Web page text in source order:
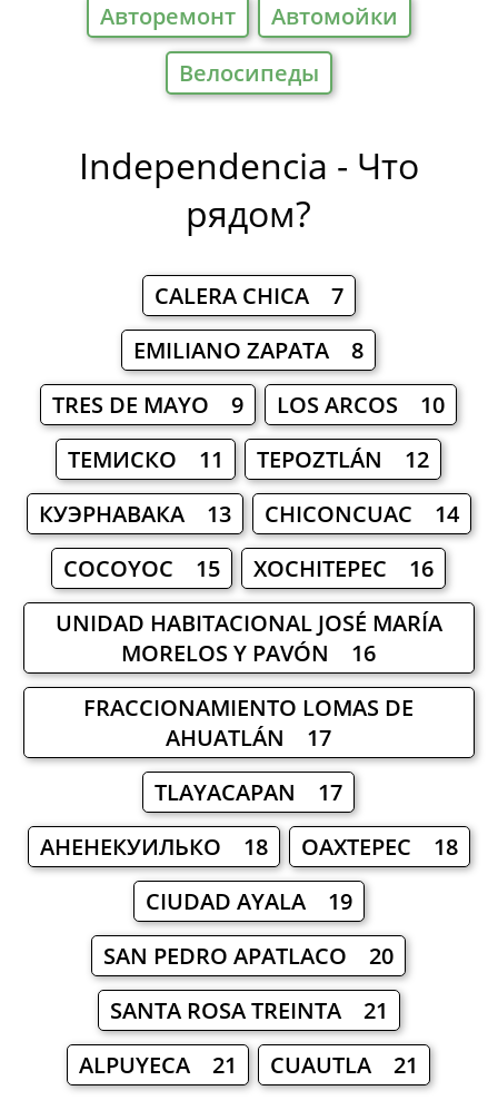
Авторемонт
Автомойки
Велосипеды
Independencia - Что
рядом?
CALERA CHICA 7
EMILIANO ZAPATA 8
TRES DE MAYO 9
LOS ARCOS 10
ТЕМИСКО 11
TEPOZTLÁN 12
КУЭРНАВАКА 13
CHICONCUAC 14
COCOYOC 15
XOCHITEPEC 16
UNIDAD HABITACIONAL JOSÉ MARÍA
MORELOS Y PAVÓN 16
FRACCIONAMIENTO LOMAS DE
AHUATLÁN 17
TLAYACAPAN 17
АНЕНЕКУИЛЬКО 18
OAXTEPEC 18
CIUDAD AYALA 19
SAN PEDRO APATLACO 20
SANTA ROSA TREINTA 21
ALPUYECA 21
CUAUTLA 21